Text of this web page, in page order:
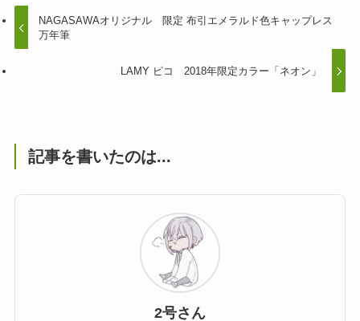
NAGASAWAオリジナル 限定 布引エメラルド色キャップレス
万年筆
LAMY ピコ 2018年限定カラー「ネオン」
記事を書いたのは...
2号さん